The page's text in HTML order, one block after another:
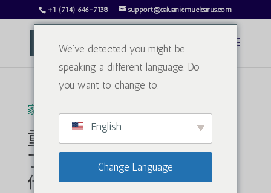
+1 (714) 646-7138 support@caluaniemuelearus.com
家
重水
了解重水及其重要性
什么是重水？
We've detected you might be
speaking a different language. Do
you want to change to:
English
Change Language